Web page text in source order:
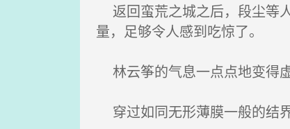
返回蛮荒之城之后，段尘等
量，足够令人感到吃惊了。
林云筝的气息一点点地变得
穿过如同无形薄膜一般的结